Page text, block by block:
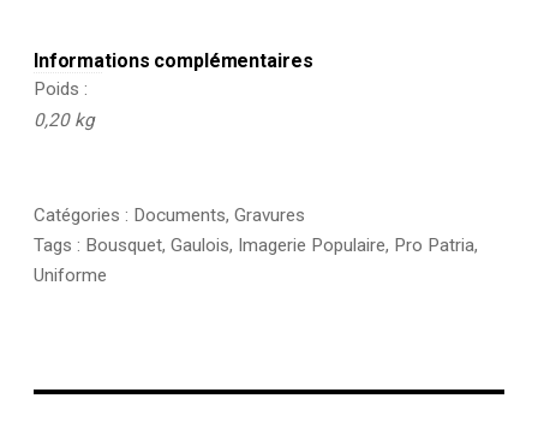
Informations complémentaires
Poids
0,20 kg
Catégories : Documents, Gravures
Tags : Bousquet, Gaulois, Imagerie Populaire, Pro Patria,
Uniforme